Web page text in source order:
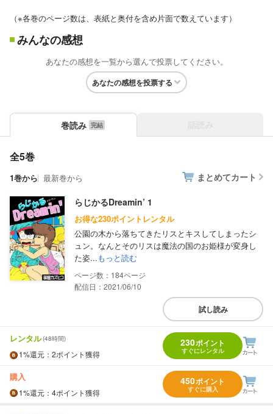
（※各巻のページ数は、表紙と奥付を含め片面で数えています）
みんなの感想
あなたの感想を一覧から選んで投票してください。
あなたの感想を投票する
巻読み
全5巻
1巻から 最新巻から まとめてカート
らじかるDreamin’ 1
お得な230ポイントレンタル
公園の木から落ちてきたリスとキスしてしまったシ
ュン。なんとそのリスは魔法の国のお姫様が変身し
た姿...もっと読む
184
配信日：2021/06/10
試し読み
レンタル(48時間)
1%還元 ：2ポイント獲得
230ポイント
すぐにレンタル
購入
1%還元 ：4ポイント獲得
450ポイント
すぐに購入